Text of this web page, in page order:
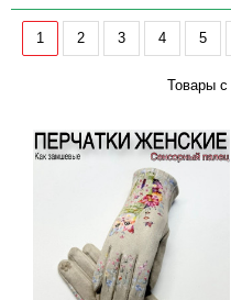
1 2 3 4 5
Товары с